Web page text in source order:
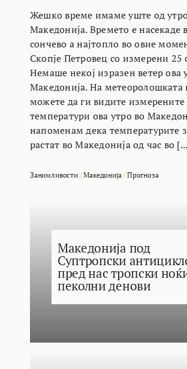
Жешко време имаме уште од
Македонија. Времето е насекаде
сончево а најтопло во овие
Скопје Петровец со измерени 25
Немаше некој изразен ветер ова
Македонија. На метеоролошката
можете да ги видите измерените
температури ова утро во
напоменам дека температурите
растат во Македонија од час во
Занимливости/Македонија /Прогноза
Македонија под
Суптропски
пред нас тропски
пеколни денови